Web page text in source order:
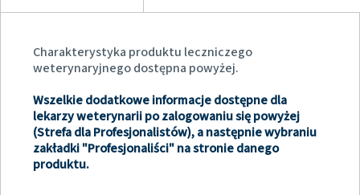
Charakterystyka produktu leczniczego
weterynaryjnego dostępna powyżej.
Wszelkie dodatkowe informacje dostępne dla
lekarzy weterynarii po zalogowaniu się powyżej
(Strefa dla Profesjonalistów), a następnie wybraniu
zakładki "Profesjonaliści" na stronie danego
produktu.